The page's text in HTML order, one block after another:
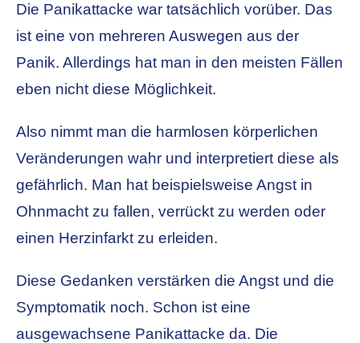
Die Panikattacke war tatsächlich vorüber. Das
ist eine von mehreren Auswegen aus der
Panik. Allerdings hat man in den meisten Fällen
eben nicht diese Möglichkeit.
Also nimmt man die harmlosen körperlichen
Veränderungen wahr und interpretiert diese als
gefährlich. Man hat beispielsweise Angst in
Ohnmacht zu fallen, verrückt zu werden oder
einen Herzinfarkt zu erleiden.
Diese Gedanken verstärken die Angst und die
Symptomatik noch. Schon ist eine
ausgewachsene Panikattacke da. Die